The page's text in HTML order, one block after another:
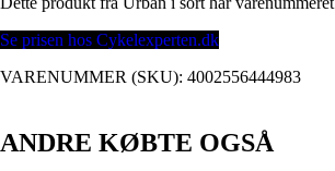
Se prisen hos Cykelexperten.dk
VARENUMMER (SKU): 4002556444983
ANDRE KØBTE OGSÅ